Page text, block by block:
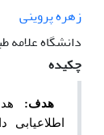
زهره پروینی
دانشگاه علامه
چکیده
هدف:
اطلاعیابی